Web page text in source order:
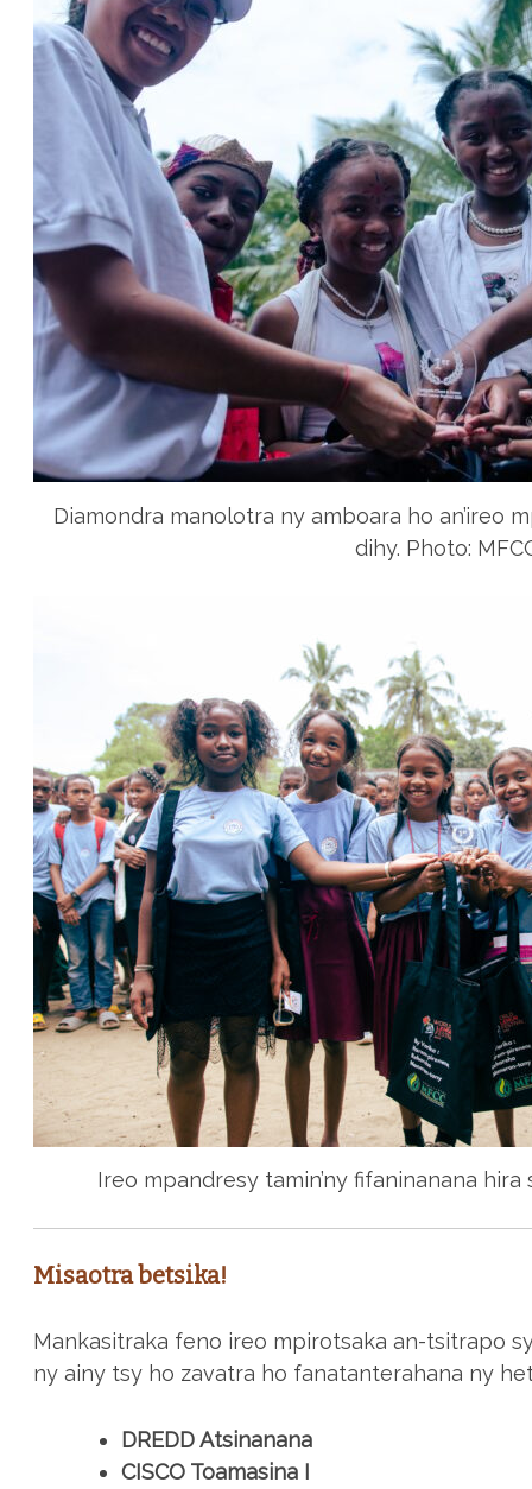
Diamondra manolotra ny amboara ho an’ireo
dihy. Photo:
Ireo mpandresy tamin’ny fifaninanana hira
Misaotra betsika!
Mankasitraka feno ireo mpirotsaka an-tsitrapo
ny ainy tsy ho zavatra ho fanatanterahana ny
DREDD Atsinanana
CISCO Toamasina I